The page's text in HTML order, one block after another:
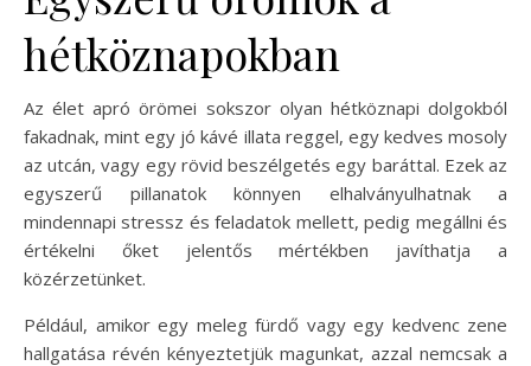
hétköznapokban
Az élet apró örömei sokszor olyan hétköznapi dolgokból
fakadnak, mint egy jó kávé illata reggel, egy kedves mosoly
az utcán, vagy egy rövid beszélgetés egy baráttal. Ezek az
egyszerű pillanatok könnyen elhalványulhatnak a
mindennapi stressz és feladatok mellett, pedig megállni és
értékelni őket jelentős mértékben javíthatja a
közérzetünket.
Például, amikor egy meleg fürdő vagy egy kedvenc zene
hallgatása révén kényeztetjük magunkat, azzal nemcsak a